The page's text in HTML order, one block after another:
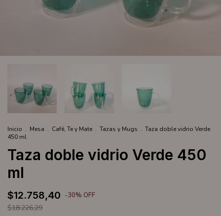
Inicio . Mesa . Café, Te y Mate . Tazas y Mugs . Taza doble vidrio Verde
450 ml
Taza doble vidrio Verde 450
ml
$12.758,40 -30% OFF
$18.226,29